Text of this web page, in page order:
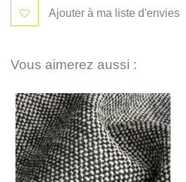
Ajouter à ma liste d'envies
Vous aimerez aussi :